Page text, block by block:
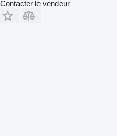
Contacter le vendeur